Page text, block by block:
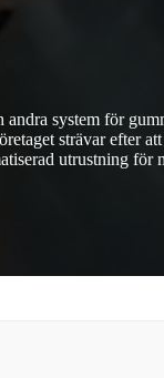
system för
strävar efter
utrustning för